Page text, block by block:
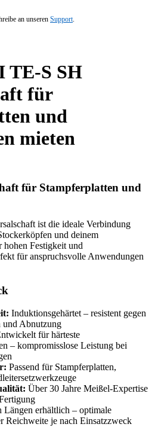
an unseren Support.
S SH
für
und
mieten
für Stampferplatten und
ist die ideale Verbindung
und deinem
hohen Festigkeit und
für anspruchsvolle Anwendungen
Induktionsgehärtet – resistent gegen
und Abnutzung
für härteste
– kompromisslose Leistung bei
Passend für Stampferplatten,
Über 30 Jahre Meißel-Expertise
Längen erhältlich – optimale
Reichweite je nach Einsatzzweck